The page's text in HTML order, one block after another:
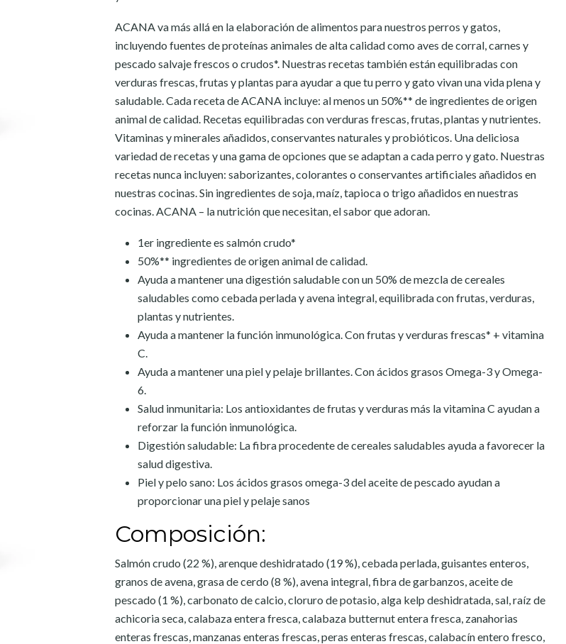
ACANA va más allá en la elaboración de alimentos para nuestros perros y gatos,
incluyendo fuentes de proteínas animales de alta calidad como aves de corral, carnes y
pescado salvaje frescos o crudos*. Nuestras recetas también están equilibradas con
verduras frescas, frutas y plantas para ayudar a que tu perro y gato vivan una vida plena y
saludable. Cada receta de ACANA incluye: al menos un 50%** de ingredientes de origen
animal de calidad. Recetas equilibradas con verduras frescas, frutas, plantas y nutrientes.
Vitaminas y minerales añadidos, conservantes naturales y probióticos. Una deliciosa
variedad de recetas y una gama de opciones que se adaptan a cada perro y gato. Nuestras
recetas nunca incluyen: saborizantes, colorantes o conservantes artificiales añadidos en
nuestras cocinas. Sin ingredientes de soja, maíz, tapioca o trigo añadidos en nuestras
cocinas. ACANA – la nutrición que necesitan, el sabor que adoran.
1er ingrediente es salmón crudo*
50%** ingredientes de origen animal de calidad.
Ayuda a mantener una digestión saludable con un 50% de mezcla de cereales
saludables como cebada perlada y avena integral, equilibrada con frutas, verduras,
plantas y nutrientes.
Ayuda a mantener la función inmunológica. Con frutas y verduras frescas* + vitamina
C.
Ayuda a mantener una piel y pelaje brillantes. Con ácidos grasos Omega-3 y Omega-
6.
Salud inmunitaria: Los antioxidantes de frutas y verduras más la vitamina C ayudan a
reforzar la función inmunológica.
Digestión saludable: La fibra procedente de cereales saludables ayuda a favorecer la
salud digestiva.
Piel y pelo sano: Los ácidos grasos omega-3 del aceite de pescado ayudan a
proporcionar una piel y pelaje sanos
Composición:
Salmón crudo (22 %), arenque deshidratado (19 %), cebada perlada, guisantes enteros,
granos de avena, grasa de cerdo (8 %), avena integral, fibra de garbanzos, aceite de
pescado (1 %), carbonato de calcio, cloruro de potasio, alga kelp deshidratada, sal, raíz de
achicoria seca, calabaza entera fresca, calabaza butternut entera fresca, zanahorias
enteras frescas, manzanas enteras frescas, peras enteras frescas, calabacín entero fresco,